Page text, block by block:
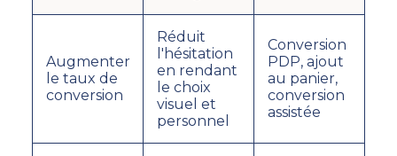
Augmenter
le taux de
conversion
Réduit
l'hésitation
en rendant
le choix
visuel et
personnel
Conversion
PDP, ajout
au panier,
conversion
assistée